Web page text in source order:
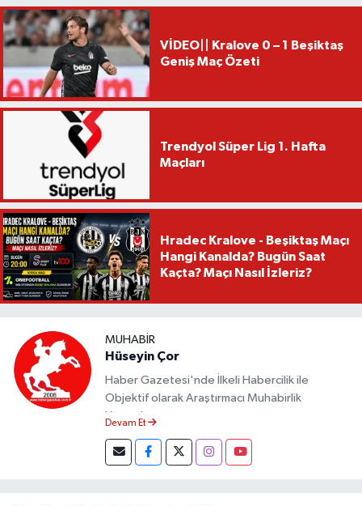
VİDEO|| Kralove 0 – 1 Beşiktaş
Geniş Maç Özeti
Trendyol Süper Lig 1. Hafta
Maçları
Hradec Kralove - Beşiktaş Maçı
Hangi Kanalda? Bugün Saat
Kaçta? Maçı Nasıl İzleriz?
MUHABIR
Hüseyin Çor
Haber Gazetesi'nde İlkeli Habercilik ile
Objektif olarak Araştırmacı Muhabirlik
Yapmaktayım.
Devam Et